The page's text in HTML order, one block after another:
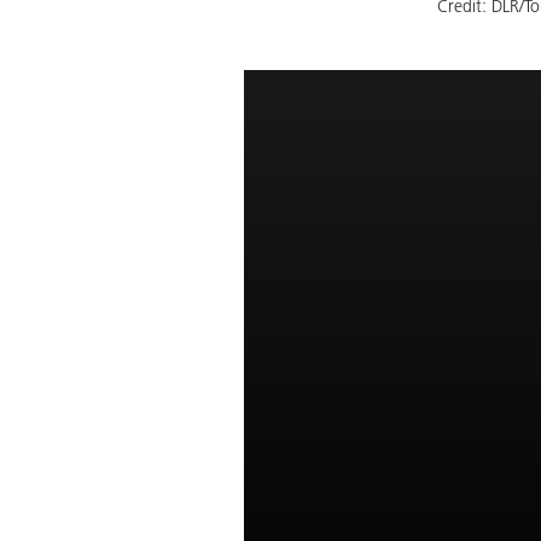
Credit: DLR/